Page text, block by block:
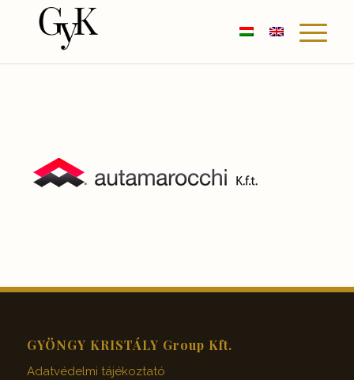
GYÖNGY KRISTÁLY Group Kft.
Adatvédelmi tájékoztató